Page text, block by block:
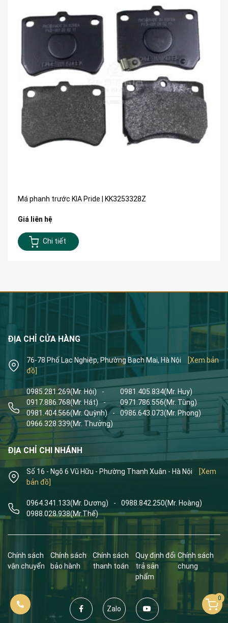
Má phanh trước KIA Pride | KK3253328Z
Giá liên hệ
Chi tiết
ĐỊA CHỈ CỬA HÀNG
76-78 Phố Lạc Nghiệp, Phường Bạch Mai, Hà Nội
[Xem bản
đồ]
0985.281.269(Mr. Hội) - 0981.405.834(Mr. Huy)
0917.886.768(Mr. Hát) - 0971.786.556(Mr. Tùng)
0981.404.566(Mr. Quỳnh) - 0986.643.073(Mr. Phong)
0966.328.339(Mr. Thưởng)
ĐỊA CHỈ CHI NHÁNH
Số 16 - Ngõ 6 Vũ Hữu - Phường Thanh Xuân - Hà Nội
[Xem
bản đồ]
0964.341.133(Mr. Dương) - 0988.842.250(Mr. Hoàng)
0988.028.938(Mr.Thế)
Chính sách
vận chuyển
Chính sách
bảo hành
Chính sách
thanh toán
Quy định đổi
trả sản
phẩm
Chính sách
chung
Zalo
0